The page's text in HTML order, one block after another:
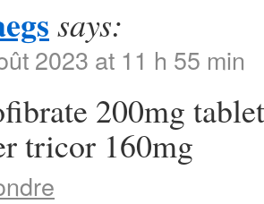
says:
2023 at 11 h 55 min
200mg
tricor 160mg